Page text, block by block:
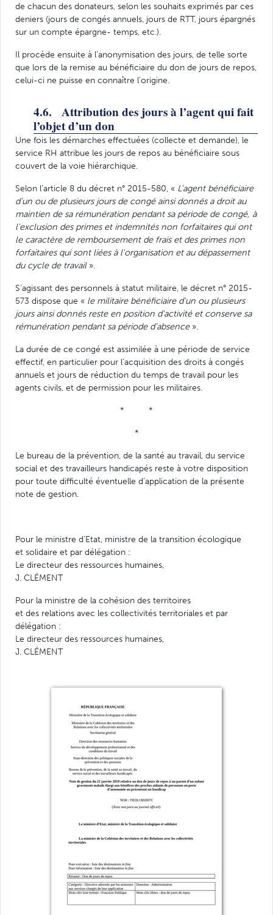
de chacun des donateurs, selon les souhaits exprimés par ces
deniers (jours de congés annuels, jours de RTT, jours épargnés
sur un compte épargne- temps, etc.).
Il procède ensuite à l’anonymisation des jours, de telle sorte
que lors de la remise au bénéficiaire du don de jours de repos,
celui-ci ne puisse en connaître l’origine.
4.6. Attribution des jours à l’agent qui fait
l’objet d’un don
Une fois les démarches effectuées (collecte et demande), le
service RH attribue les jours de repos au bénéficiaire sous
couvert de la voie hiérarchique.
Selon l’article 8 du décret n° 2015-580, « L'agent bénéficiaire
d'un ou de plusieurs jours de congé ainsi donnés a droit au
maintien de sa rémunération pendant sa période de congé, à
l'exclusion des primes et indemnités non forfaitaires qui ont
le caractère de remboursement de frais et des primes non
forfaitaires qui sont liées à l'organisation et au dépassement
du cycle de travail ».
S’agissant des personnels à statut militaire, le décret n° 2015-
573 dispose que « le militaire bénéficiaire d'un ou plusieurs
jours ainsi donnés reste en position d'activité et conserve sa
rémunération pendant sa période d'absence ».
La durée de ce congé est assimilée à une période de service
effectif, en particulier pour l’acquisition des droits à congés
annuels et jours de réduction du temps de travail pour les
agents civils, et de permission pour les militaires.
* *
*
Le bureau de la prévention, de la santé au travail, du service
social et des travailleurs handicapés reste à votre disposition
pour toute difficulté éventuelle d'application de la présente
note de gestion.
Pour le ministre d’Etat, ministre de la transition écologique
et solidaire et par délégation :
Le directeur des ressources humaines,
J. CLÉMENT
Pour la ministre de la cohésion des territoires
et des relations avec les collectivités territoriales et par
délégation :
Le directeur des ressources humaines,
J. CLÉMENT